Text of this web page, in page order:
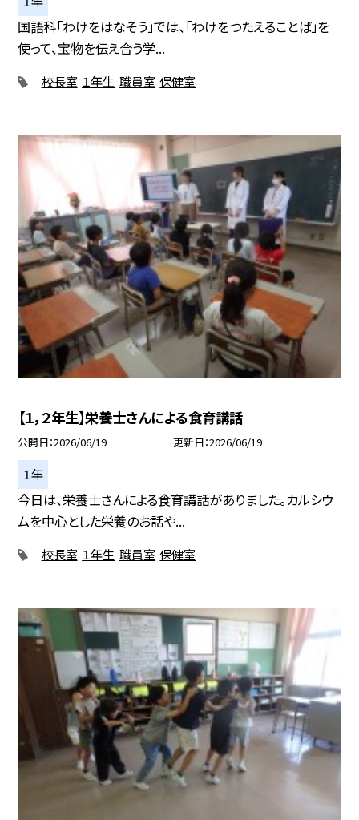
国語科「わけをはなそう」では、「わけをつたえることば」を
使って、宝物を伝え合う学...
校長室 １年生 職員室 保健室
【１，２年生】栄養士さんによる食育講話
公開日 2026/06/19 更新日 2026/06/19
１年
今日は、栄養士さんによる食育講話がありました。カルシウ
ムを中心とした栄養のお話や...
校長室 １年生 職員室 保健室